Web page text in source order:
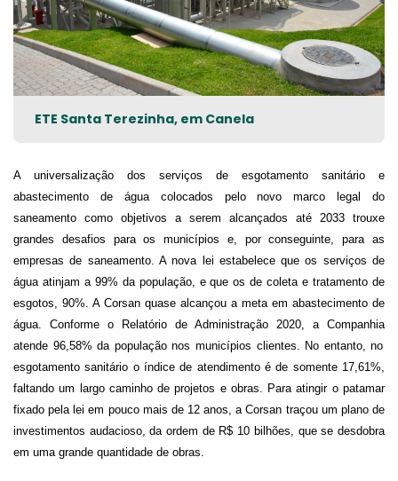
ETE Santa Terezinha, em Canela
A universalização dos serviços de esgotamento sanitário e
abastecimento de água colocados pelo novo marco legal do
saneamento como objetivos a serem alcançados até 2033 trouxe
grandes desafios para os municípios e, por conseguinte, para as
empresas de saneamento. A nova lei estabelece que os serviços de
água atinjam a 99% da população, equeos de coleta e tratamento de
esgotos, 90%. ACorsan quase alcançou ameta em abastecimento de
água. Conforme o Relatório de Administração 2020, a Companhia
atende 96,58% da população nos municípios clientes. No entanto, no
esgotamento sanitário o índice de atendimento é de somente 17,61%,
faltando um largo caminho de projetos e obras. Para atingir o patamar
fixado pela lei em pouco mais de 12 anos,a Corsan traçou um plano de
investimentos audacioso, da ordem de R$ 10 bilhões, que se desdobra
em uma grande quantidade de obras.